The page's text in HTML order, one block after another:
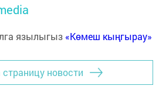
язылыгыз «Көмеш кыңгырау»
страницу новости